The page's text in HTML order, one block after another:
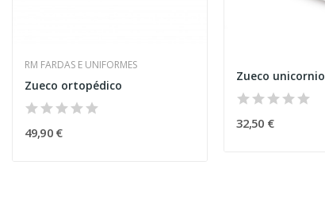
RM FARDAS E UNIFORMES
Zueco ortopédico
49,90 €
Zueco unicornio
32,50 €